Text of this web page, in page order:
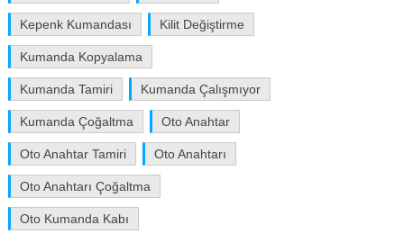
Kepenk Kumandası Kilit Değiştirme
Kumanda Kopyalama
Kumanda Tamiri Kumanda Çalışmıyor
Kumanda Çoğaltma Oto Anahtar
Oto Anahtar Tamiri Oto Anahtarı
Oto Anahtarı Çoğaltma
Oto Kumanda Kabı